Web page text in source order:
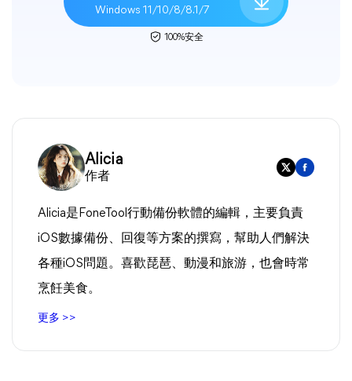
Windows 11/10/8/8.1/7
100%安全
Alicia
作者
Alicia是FoneTool行動備份軟體的編輯，主要負責
iOS數據備份、回復等方案的撰寫，幫助人們解決
各種iOS問題。喜歡琵琶、動漫和旅游，也會時常
烹飪美食。
更多 >>